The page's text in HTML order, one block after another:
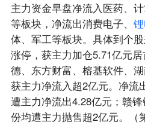
主力资金早盘净流入医药、
等板块，净流出消费电子、 锂
体、军工等板块。具体到个
涨停，获主力加仓5.71亿元
德、东方财富、榕基软件、
获主力净流入超2亿元。净流
遭主力净流出4.28亿元；赣
份均遭主力抛售超2亿元。（